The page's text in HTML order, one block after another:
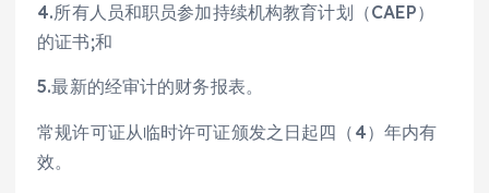
4.所有人员和职员参加持续机构教育计划（CAEP）
的证书;和
5.最新的经审计的财务报表。
常规许可证从临时许可证颁发之日起四（4）年内有
效。